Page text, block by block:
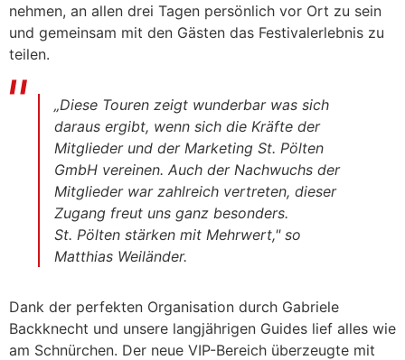
nehmen, an allen drei Tagen persönlich vor Ort zu sein
und gemeinsam mit den Gästen das Festivalerlebnis zu
teilen.
„Diese Touren zeigt wunderbar was sich
daraus ergibt, wenn sich die Kräfte der
Mitglieder und der Marketing St. Pölten
GmbH vereinen. Auch der Nachwuchs der
Mitglieder war zahlreich vertreten, dieser
Zugang freut uns ganz besonders.
St. Pölten stärken mit Mehrwert," so
Matthias Weiländer.
Dank der perfekten Organisation durch Gabriele
Backknecht und unsere langjährigen Guides lief alles wie
am Schnürchen. Der neue VIP-Bereich überzeugte mit